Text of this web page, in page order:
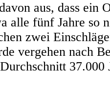
aus, dass ein
alle fünf Jahre so
zwei
vergehen nach
37.000